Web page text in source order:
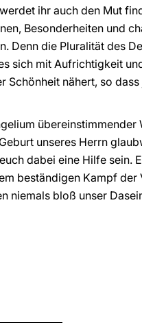
ihr auch den Mut
Besonderheiten und
Denn die Pluralität des
sich mit Aufrichtigkeit
Schönheit nähert, so
übereinstimmender
unseres Herrn
dabei eine Hilfe sein.
beständigen Kampf
niemals bloß unser